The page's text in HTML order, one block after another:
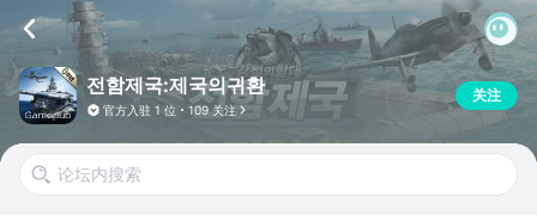
전함제국:제국의귀환
官方入驻 1 位 109 关注
关注